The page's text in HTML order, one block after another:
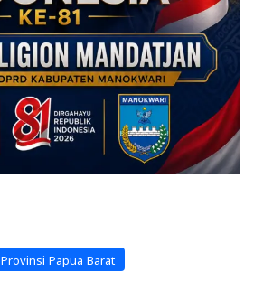
Provinsi Papua Barat